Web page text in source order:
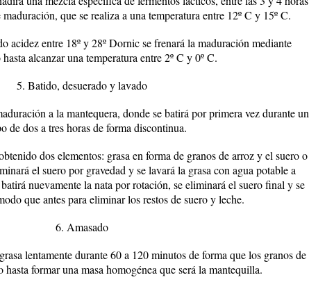
que se realiza a una temperatura entre 12º C y 15º C.
acidez entre 18º y 28º Dornic se frenará la maduración mediante
alcanzar una temperatura entre 2º C y 0º C.
5. Batido, desuerado y lavado
a la mantequera, donde se batirá por primera vez durante un
de dos a tres horas de forma discontinua.
dos elementos: grasa en forma de granos de arroz y el suero o
el suero por gravedad y se lavará la grasa con agua potable a
nuevamente la nata por rotación, se eliminará el suero final y se
que antes para eliminar los restos de suero y leche.
6. Amasado
lentamente durante 60 a 120 minutos de forma que los granos de
hasta formar una masa homogénea que será la mantequilla.